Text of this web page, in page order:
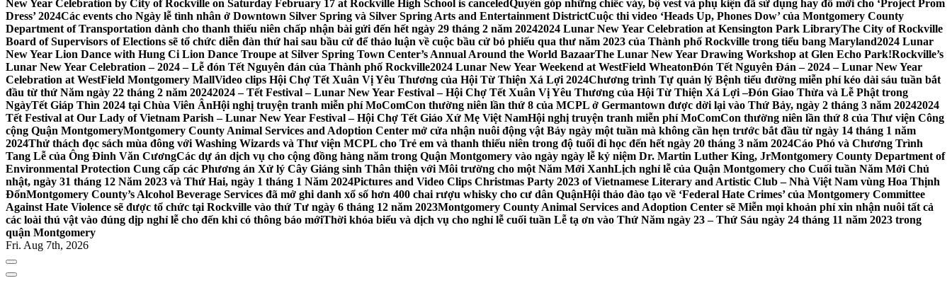
New Year Celebration by City of Rockville on Saturday February 17 at Rockville High School is canceledQuyên góp những chiếc váy, bộ vest và phụ kiện đã sử dụng hay đồ mới cho ‘Project Prom
Dress’ 2024Các events cho Ngày lễ tình nhân ở Downtown Silver Spring và Silver Spring Arts and Entertainment DistrictCuộc thi video ‘Heads Up, Phones Dow’ của Montgomery County
Department of Transportation dành cho thanh thiếu niên chấp nhận bài gửi đến hết ngày 29 tháng 2 năm 20242024 Lunar New Year Celebration at Kensington Park LibraryThe City of Rockville
Board of Supervisors of Elections sẽ tổ chức diễn đàn thứ hai sau bầu cử để thảo luận về cuộc bầu cử bỏ phiếu qua thư năm 2023 của Thành phố Rockville trong tiểu bang Maryland2024 Lunar
New Year Lion Dance with Hung Ci Lion Dance Troupe at Silver Spring Town Center’s Annual Around the World BazaarThe Lunar New Year Drawing Workshop at Glen Echo Park!Rockville’s
Lunar New Year Celebration – 2024 – Lễ đón Tết Nguyên đán của Thành phố Rockville2024 Lunar New Year Weekend at WestField WheatonĐón Tết Nguyên Đán – 2024 – Lunar New Year
Celebration at WestField Montgomery MallVideo clips Hội Chợ Tết Xuân Vị Yêu Thương của Hội Từ Thiện Xá Lợi 2024Chương trình Tự quản lý Bệnh tiểu đường miễn phí kéo dài sáu tuần bắt
đầu từ thứ Năm ngày 22 tháng 2 năm 20242024 – Tết Festival – Lunar New Year Festival – Hội Chợ Tết Xuân Vị Yêu Thương của Hội Từ Thiện Xá Lợi –Đón Giao Thừa và Lễ Phật trong
NgàyTết Giáp Thìn 2024 tại Chùa Viên ÂnHội nghị truyện tranh miễn phí MoComCon thường niên lần thứ 8 của MCPL ở Germantown được dời lại vào Thứ Bảy, ngày 2 tháng 3 năm 20242024
Tết Festival at Our Lady of Vietnam Parish – Lunar New Year Festival – Hội Chợ Tết Giáo Xứ Mẹ Việt NamHội nghị truyện tranh miễn phí MoComCon thường niên lần thứ 8 của Thư viện Công
cộng Quận MontgomeryMontgomery County Animal Services and Adoption Center mở cửa nhận nuôi động vật Bảy ngày một tuần mà không cần hẹn trước bắt đầu từ ngày 14 tháng 1 năm
2024Thử thách đọc sách mùa đông với Washing Wizards và Thư viện MCPL cho Trẻ em và thanh thiếu niên trong độ tuổi đi học đến hết ngày 20 tháng 3 năm 2024Cáo Phó và Chương Trình
Tang Lễ của Ông Đinh Văn CươngCác dự án dịch vụ cho cộng đồng hàng năm trong Quận Montgomery vào ngày ngày lễ kỷ niệm Dr. Martin Luther King, JrMontgomery County Department of
Environmental Protection Cung cấp các Phương án Xử lý Cây Giáng sinh Thân thiện với Môi trường cho một Năm Mới XanhLịch nghỉ lễ của Quận Montgomery cho Cuối tuần Năm Mới Chủ
nhật, ngày 31 tháng 12 Năm 2023 và Thứ Hai, ngày 1 tháng 1 Năm 2024Pictures and Video Clips Christmas Party 2023 of Vietnamese Literary and Artistic Club – Nhà Việt Nam vùng Hoa Thịnh
ĐốnMontgomery County’s Alcohol Beverage Services đã mở ghi danh xổ số hơn 400 chai rượu whisky cho cư dân QuậnHội thảo đào tạo về ‘Federal Hate Crimes’ của Montgomery Committee
Against Hate Violence sẽ được tổ chức tại Rockville vào thứ Tư ngày 6 tháng 12 năm 2023Montgomery County Animal Services and Adoption Center sẽ Miễn mọi khoản phí xin nhận nuôi tất cả
các loài thú vật vào đúng dịp nghỉ lễ cho đến khi có thông báo mớiThời khóa biểu và dịch vụ cho nghỉ lễ cuối tuần Lễ tạ ơn vào Thứ Năm ngày 23 – Thứ Sáu ngày 24 tháng 11 năm 2023 trong
quận Montgomery
Fri. Aug 7th, 2026